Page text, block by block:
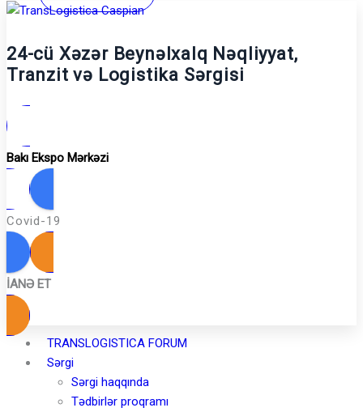
24-cü Xəzər Beynəlxalq Nəqliyyat,
Tranzit və Logistika Sərgisi
Bakı Ekspo Mərkəzi
Covid-19
İANƏ ET
TRANSLOGISTICA FORUM
Sərgi
Sərgi haqqında
Tədbirlər proqramı